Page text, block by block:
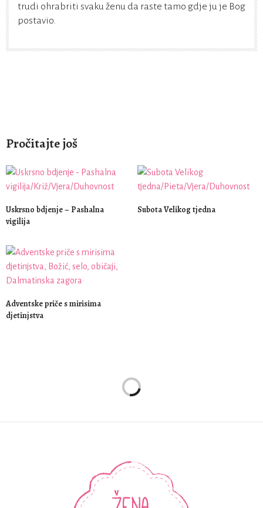
trudi ohrabriti svaku ženu da raste tamo gdje ju je Bog
postavio.
Pročitajte još
Uskrsno bdjenje – Pashalna
vigilija
Subota Velikog tjedna
Adventske priče s mirisima
djetinjstva